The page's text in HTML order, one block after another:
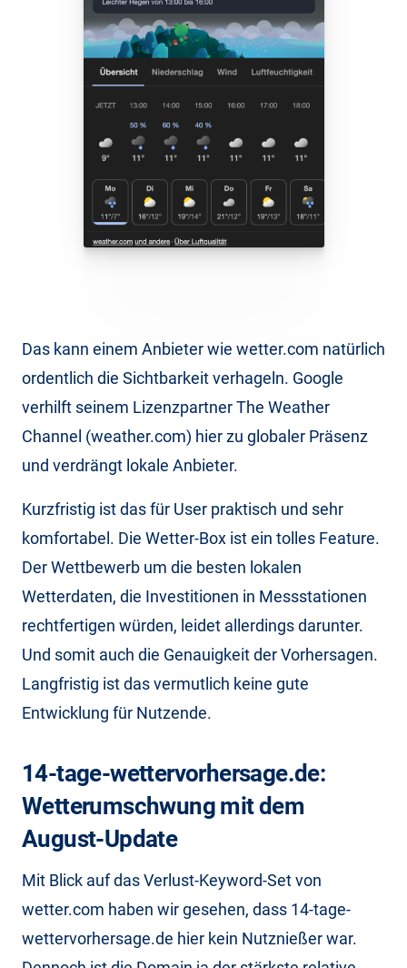
Das kann einem Anbieter wie wetter.com natürlich
ordentlich die Sichtbarkeit verhageln. Google
verhilft seinem Lizenzpartner The Weather
Channel (weather.com) hier zu globaler Präsenz
und verdrängt lokale Anbieter.
Kurzfristig ist das für User praktisch und sehr
komfortabel. Die Wetter-Box ist ein tolles Feature.
Der Wettbewerb um die besten lokalen
Wetterdaten, die Investitionen in Messstationen
rechtfertigen würden, leidet allerdings darunter.
Und somit auch die Genauigkeit der Vorhersagen.
Langfristig ist das vermutlich keine gute
Entwicklung für Nutzende.
14-tage-wettervorhersage.de:
Wetterumschwung mit dem
August-Update
Mit Blick auf das Verlust-Keyword-Set von
wetter.com haben wir gesehen, dass 14-tage-
wettervorhersage.de hier kein Nutznießer war.